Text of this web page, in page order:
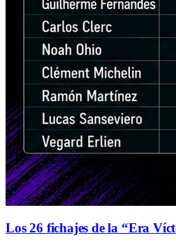
Los 26 fichajes de la “Era